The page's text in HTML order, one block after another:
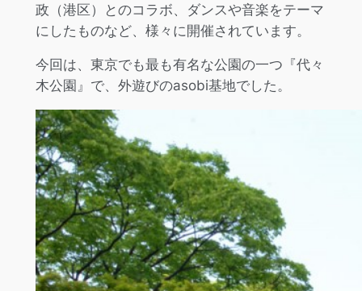
政（港区）とのコラボ、ダンスや音楽をテーマ
にしたものなど、様々に開催されています。
今回は、東京でも最も有名な公園の一つ『代々
木公園』で、外遊びのasobi基地でした。